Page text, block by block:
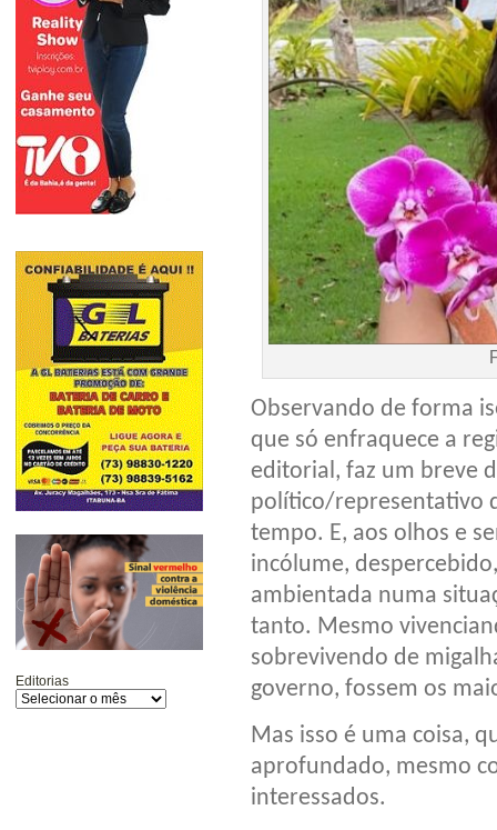
Editorias
Observando de forma
que só enfraquece a
editorial, faz um breve
político/representativo
tempo. E, aos olhos e
incólume,
ambientada numa
tanto. Mesmo
sobrevivendo de
governo, fossem os
Mas isso é uma coisa,
aprofundado, mesmo
interessados.